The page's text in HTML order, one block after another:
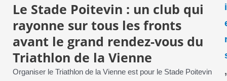
Le Stade Poitevin : un club qui
rayonne sur tous les fronts
avant le grand rendez-vous du
Triathlon de la Vienne
Organiser le Triathlon de la Vienne est pour le Stade Poitevin
i
,